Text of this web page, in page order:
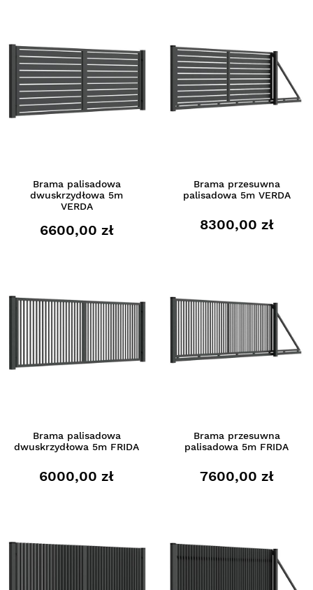
Brama palisadowa
dwuskrzydłowa 5m
VERDA
6600,00 zł
Brama przesuwna
palisadowa 5m VERDA
8300,00 zł
Brama palisadowa
dwuskrzydłowa 5m FRIDA
6000,00 zł
Brama przesuwna
palisadowa 5m FRIDA
7600,00 zł